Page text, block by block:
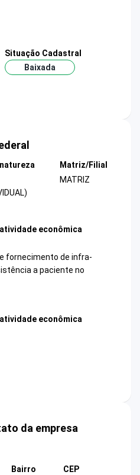
Situação Cadastral
Baixada
Matriz/Filial
MATRIZ
econômica
fornecimento de infra-
a paciente no
econômica
da empresa
Bairro
CEP